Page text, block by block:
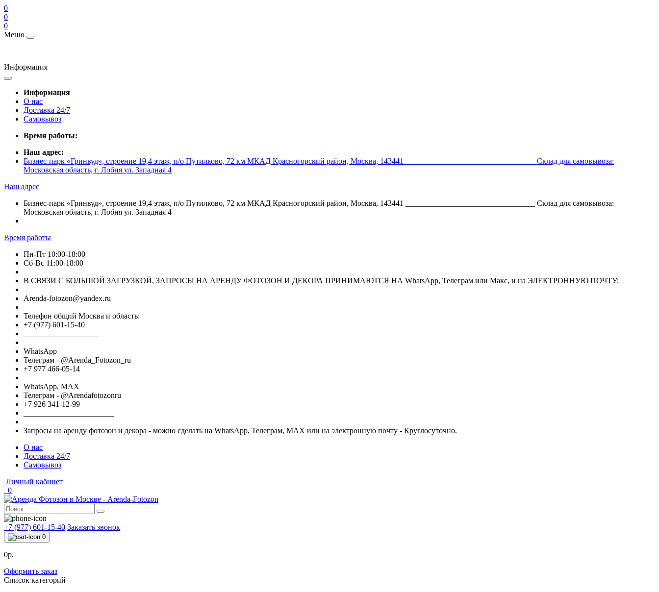
0
0
0
Меню
Информация
Информация
О нас
Доставка 24/7
Самовывоз
Время работы:
Наш адрес:
Бизнес-парк «Гринвуд», строение 19,4 этаж, п/о Путилково, 72 км МКАД Красногорский район, Москва, 143441 _________________________________ Склад для самовывоза:
Московская область, г. Лобня ул. Западная 4
Наш адрес
Бизнес-парк «Гринвуд», строение 19,4 этаж, п/о Путилково, 72 км МКАД Красногорский район, Москва, 143441 _________________________________ Склад для самовывоза:
Московская область, г. Лобня ул. Западная 4
Время работы
Пн-Пт 10:00-18:00
Сб-Вс 11:00-18:00
В СВЯЗИ С БОЛЬШОЙ ЗАГРУЗКОЙ, ЗАПРОСЫ НА АРЕНДУ ФОТОЗОН И ДЕКОРА ПРИНИМАЮТСЯ НА WhatsApp, Телеграм или Макс, и на ЭЛЕКТРОННУЮ ПОЧТУ:
Arenda-fotozon@yandex.ru
Телефон общий Москва и область:
+7 (977) 601-15-40
WhatsApp
Телеграм - @Arenda_Fotozon_ru
+7 977 466-05-14
WhatsApp, МАХ
Телеграм - @Arendafotozonru
+7 926 341-12-99
Запросы на аренду фотозон и декора - можно сделать на WhatsApp, Телеграм, МАХ или на электронную почту - Круглосуточно.
О нас
Доставка 24/7
Самовывоз
Личный кабинет
0
+7 (977) 601-15-40 Заказать звонок
0
0р.
Оформить заказ
Список категорий